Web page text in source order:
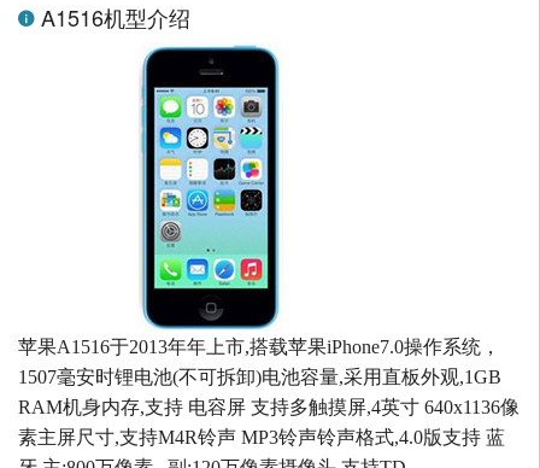
A1516机型介绍
苹果A1516于2013年年上市,搭载苹果iPhone7.0操作系统，
1507毫安时锂电池(不可拆卸)电池容量,采用直板外观,1GB
RAM机身内存,支持 电容屏 支持多触摸屏,4英寸 640x1136像
素主屏尺寸,支持M4R铃声 MP3铃声铃声格式,4.0版支持 蓝